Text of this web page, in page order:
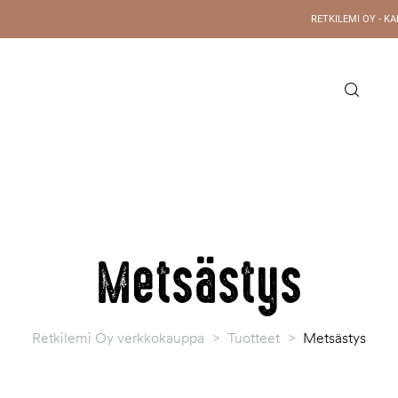
RETKILEMI OY -
Metsästys
Retkilemi Oy verkkokauppa > Tuotteet > Metsästys